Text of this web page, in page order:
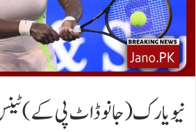
نیویارک(جانوڈاٹ پی کے)ٹینس